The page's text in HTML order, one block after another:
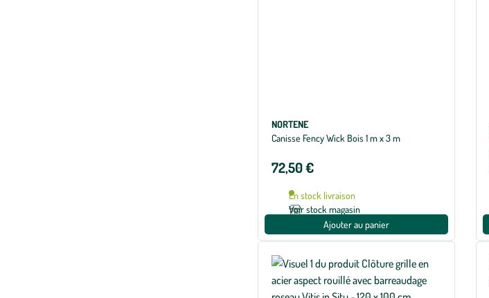
NORTENE
Canisse Fency Wick Bois 1 m x 3 m
72,50 €
En stock livraison
Voir stock magasin
Ajouter au panier